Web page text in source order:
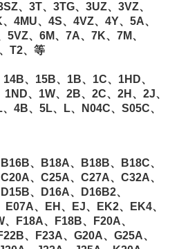
、3T、3TG、3UZ、3VZ、
4MU、4S、4VZ、4Y、5A、
5VZ、6M、7A、7K、7M、
T2、等
、15B、1B、1C、1HD、
、1W、2B、2C、2H、2J、
4B、5L、L、N04C、S05C、
、B18A、B18B、B18C、
、C25A、C27A、C32A、
、D16A、D16B2、
、EH、EJ、EK2、EK4、
F18A、F18B、F20A、
、F23A、G20A、G25A、